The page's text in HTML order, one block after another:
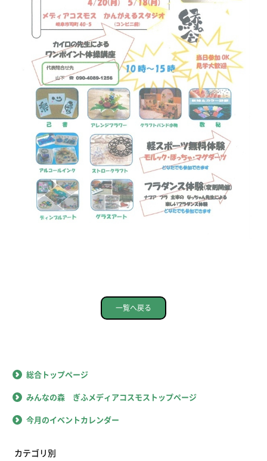
一覧へ戻る
総合トップページ
みんなの森 ぎふメディアコスモストップページ
今月のイベントカレンダー
カテゴリ別